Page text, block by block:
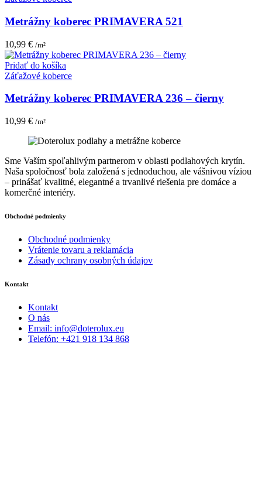
Metrážny koberec PRIMAVERA 521
10,99 € /m²
Pridať do košíka
Záťažové koberce
Metrážny koberec PRIMAVERA 236 – čierny
10,99 € /m²
Sme Vaším spoľahlivým partnerom v oblasti podlahových krytín.
Naša spoločnosť bola založená s jednoduchou, ale vášnivou víziou
– prinášať kvalitné, elegantné a trvanlivé riešenia pre domáce a
komerčné interiéry.
Obchodné podmienky
Obchodné podmienky
Vrátenie tovaru a reklamácia
Zásady ochrany osobných údajov
Kontakt
Kontakt
O nás
Email: info@doterolux.eu
Telefón: +421 918 134 868